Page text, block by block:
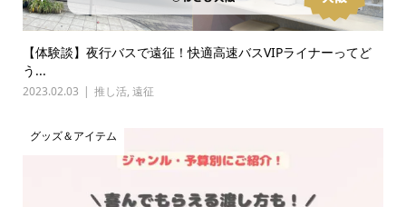
【体験談】夜行バスで遠征！快適高速バスVIPライナーってど
う...
2023.02.03 推し活, 遠征
グッズ＆アイテム